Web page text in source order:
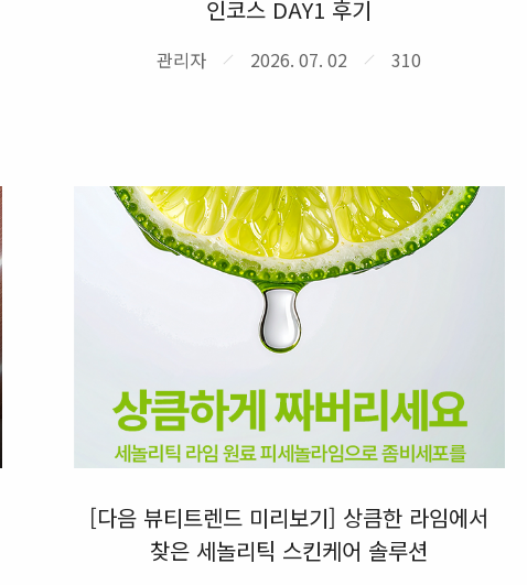
인코스 DAY1 후기
관리자 2026. 07. 02 310
[다음 뷰티트렌드 미리보기] 상큼한 라임에서
찾은 세놀리틱 스킨케어 솔루션